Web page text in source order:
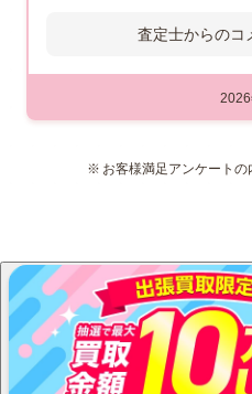
査定士か
お母様
をしてい
る金額を
ください。
査定士からのコ
お客様満足アンケート